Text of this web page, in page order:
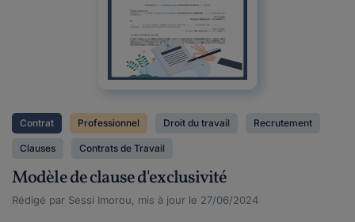
Contrat Professionnel Droit du travail Recrutement
Clauses Contrats de Travail
Modèle de clause d'exclusivité
Rédigé par Sessi Imorou, mis à jour le 27/06/2024